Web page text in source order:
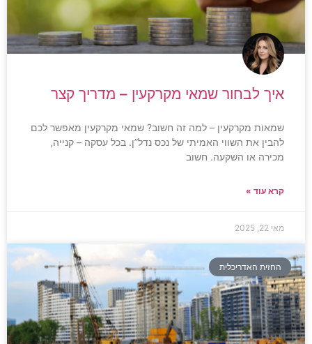
איך לבחור שמאי מקרקעין – מדריך קצר
שמאות מקרקעין – למה זה חשוב? שמאי מקרקעין מאפשר לכם
להבין את השווי האמיתי של נכס נדל”ן. בכל עסקה – קנייה,
מכירה או השקעה. חשוב
קרא עוד »
מאי 22, 2025
החזית האדריכלית